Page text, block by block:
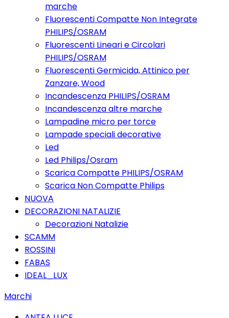
marche
Fluorescenti Compatte Non Integrate
PHILIPS/OSRAM
Fluorescenti Lineari e Circolari
PHILIPS/OSRAM
Fluorescenti Germicida, Attinico per
Zanzare, Wood
Incandescenza PHILIPS/OSRAM
Incandescenza altre marche
Lampadine micro per torce
Lampade speciali decorative
Led
Led Philips/Osram
Scarica Compatte PHILIPS/OSRAM
Scarica Non Compatte Philips
NUOVA
DECORAZIONI NATALIZIE
Decorazioni Natalizie
SCAMM
ROSSINI
FABAS
IDEAL_LUX
Marchi